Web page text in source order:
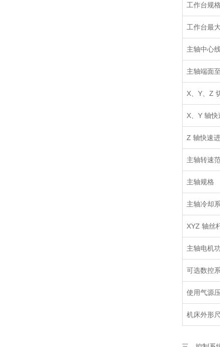
工作台规
工作台最
主轴中心
主轴端面
X、Y、Z
X、Y 轴
Z 轴快速
主轴转速
主轴规格
主轴冷却
XYZ 轴丝
主轴电机
可选数控
使用气源
机床外形